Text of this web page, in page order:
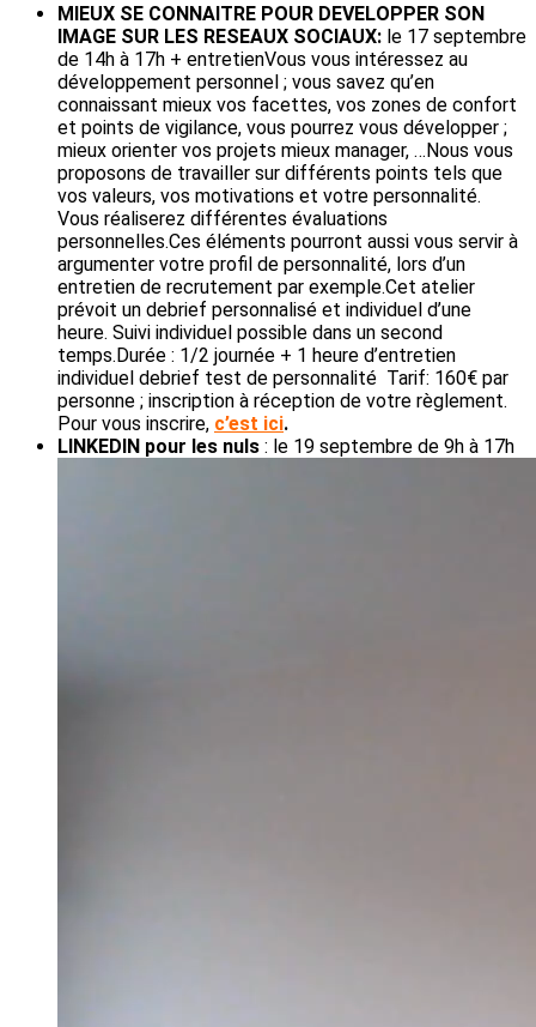
MIEUX SE CONNAITRE POUR DEVELOPPER SON
IMAGE SUR LES RESEAUX SOCIAUX: le 17 septembre
de 14h à 17h + entretienVous vous intéressez au
développement personnel ; vous savez qu’en
connaissant mieux vos facettes, vos zones de confort
et points de vigilance, vous pourrez vous développer ;
mieux orienter vos projets mieux manager, …Nous vous
proposons de travailler sur différents points tels que
vos valeurs, vos motivations et votre personnalité.
Vous réaliserez différentes évaluations
personnelles.Ces éléments pourront aussi vous servir à
argumenter votre profil de personnalité, lors d’un
entretien de recrutement par exemple.Cet atelier
prévoit un debrief personnalisé et individuel d’une
heure. Suivi individuel possible dans un second
temps.Durée : 1/2 journée + 1 heure d’entretien
individuel debrief test de personnalité Tarif: 160€ par
personne ; inscription à réception de votre règlement.
Pour vous inscrire, c’est ici.
LINKEDIN pour les nuls : le 19 septembre de 9h à 17h